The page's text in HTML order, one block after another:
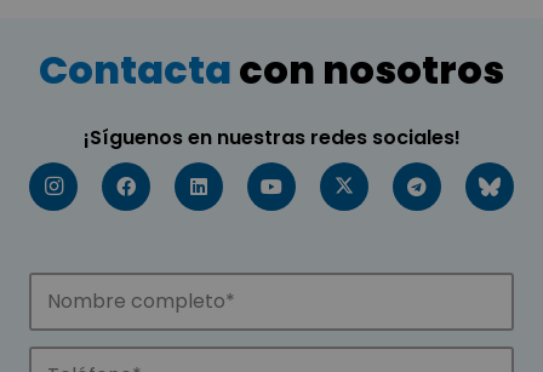
Contactacon nosotros
¡Síguenos en nuestras redes sociales!